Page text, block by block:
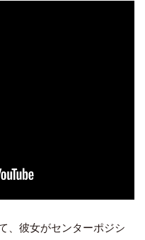
、彼女がセンターポジシ